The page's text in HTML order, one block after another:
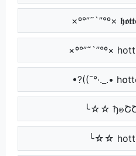
×º°”˜`”°º×
×º°”˜`”°º×
•?((¯°·._.• h໐
╰☆☆ ђ๏
╰☆☆